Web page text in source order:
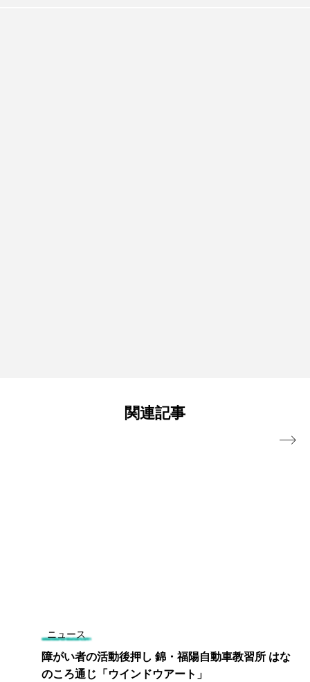
関連記事
ニュース
障がい者の活動後押し 錦・福陽自動車教習所 はな
のころ通じ「ウインドウアート」
